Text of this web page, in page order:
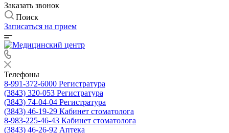
Заказать звонок
Поиск
Записаться на прием
Телефоны
8-991-372-6000 Регистратура
(3843) 320-053 Регистратура
(3843) 74-04-04 Регистратура
(3843) 46-19-29 Кабинет стоматолога
8-983-225-46-43 Кабинет стоматолога
(3843) 46-26-92 Аптека